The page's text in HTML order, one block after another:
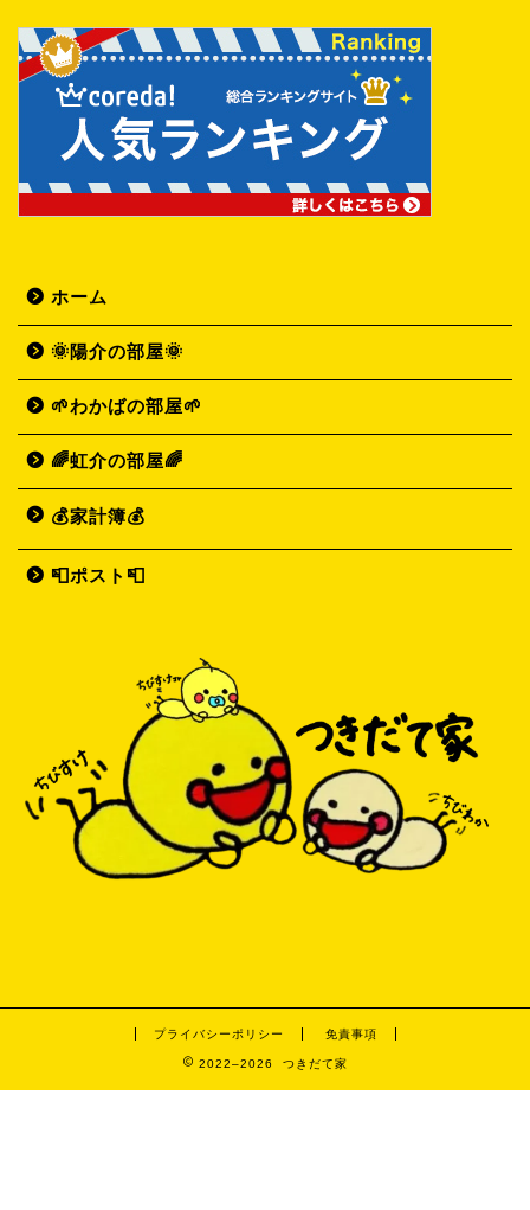
ホーム
🌞陽介の部屋🌞
🌱わかばの部屋🌱
🌈虹介の部屋🌈
💰家計簿💰
📮ポスト📮
プライバシーポリシー 免責事項
2022–2026 つきだて家